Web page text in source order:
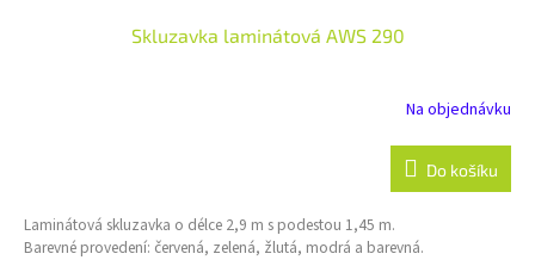
Skluzavka laminátová AWS 290
Na objednávku
Do košíku
Laminátová skluzavka o délce 2,9 m s podestou 1,45 m.
Barevné provedení: červená, zelená, žlutá, modrá a barevná.